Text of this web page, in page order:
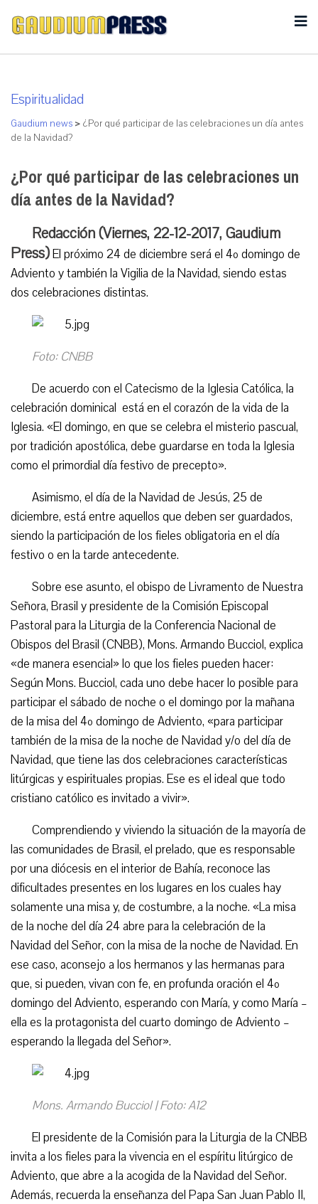
Espiritualidad
Gaudium news > ¿Por qué participar de las celebraciones un día antes
de la Navidad?
¿Por qué participar de las celebraciones un
día antes de la Navidad?
Redacción (Viernes, 22-12-2017, Gaudium
Press)El próximo 24 de diciembre será el 4º domingo de
Adviento y también la Vigilia de la Navidad, siendo estas
dos celebraciones distintas.
Foto: CNBB
De acuerdo con el Catecismo de la Iglesia Católica, la
celebración dominical está en el corazón de la vida de la
Iglesia. «El domingo, en que se celebra el misterio pascual,
por tradición apostólica, debe guardarse en toda la Iglesia
como el primordial día festivo de precepto».
Asimismo, el día de la Navidad de Jesús, 25 de
diciembre, está entre aquellos que deben ser guardados,
siendo la participación de los fieles obligatoria en el día
festivo o en la tarde antecedente.
Sobre ese asunto, el obispo de Livramento de Nuestra
Señora, Brasil y presidente de la Comisión Episcopal
Pastoral para la Liturgia de la Conferencia Nacional de
Obispos del Brasil (CNBB), Mons. Armando Bucciol, explica
«de manera esencial» lo que los fieles pueden hacer:
Según Mons. Bucciol, cada uno debe hacer lo posible para
participar el sábado de noche o el domingo por la mañana
de la misa del 4º domingo de Adviento, «para participar
también de la misa de la noche de Navidad y/o del día de
Navidad, que tiene las dos celebraciones características
litúrgicas y espirituales propias. Ese es el ideal que todo
cristiano católico es invitado a vivir».
Comprendiendo y viviendo la situación de la mayoría de
las comunidades de Brasil, el prelado, que es responsable
por una diócesis en el interior de Bahía, reconoce las
dificultades presentes en los lugares en los cuales hay
solamente una misa y, de costumbre, a la noche. «La misa
de la noche del día 24 abre para la celebración de la
Navidad del Señor, con la misa de la noche de Navidad. En
ese caso, aconsejo a los hermanos y las hermanas para
que, si pueden, vivan con fe, en profunda oración el 4º
domingo del Adviento, esperando con María, y como María –
ella es la protagonista del cuarto domingo de Adviento –
esperando la llegada del Señor».
Mons. Armando Bucciol | Foto: A12
El presidente de la Comisión para la Liturgia de la CNBB
invita a los fieles para la vivencia en el espíritu litúrgico de
Adviento, que abre a la acogida de la Navidad del Señor.
Además, recuerda la enseñanza del Papa San Juan Pablo II,